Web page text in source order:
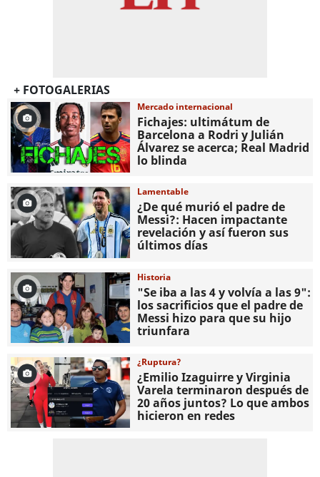
+ FOTOGALERIAS
Mercado internacional
Fichajes: ultimátum de
Barcelona a Rodri y Julián
Álvarez se acerca; Real Madrid
lo blinda
Lamentable
¿De qué murió el padre de
Messi?: Hacen impactante
revelación y así fueron sus
últimos días
Historia
"Se iba a las 4 y volvía a las 9":
los sacrificios que el padre de
Messi hizo para que su hijo
triunfara
¿Ruptura?
¿Emilio Izaguirre y Virginia
Varela terminaron después de
20 años juntos? Lo que ambos
hicieron en redes